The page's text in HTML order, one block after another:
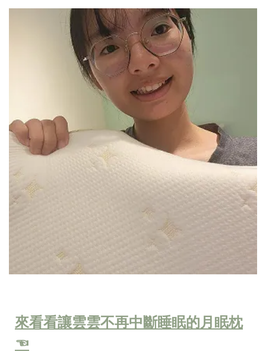
來看看讓雲雲不再中斷睡眠的月眠枕
☜